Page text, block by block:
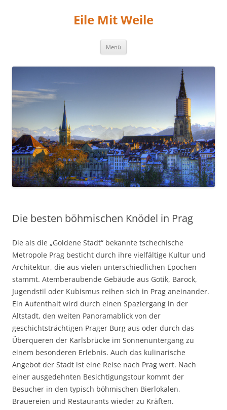
Eile Mit Weile
Menü
Die besten böhmischen Knödel in Prag
Die als die „Goldene Stadt“ bekannte tschechische
Metropole Prag besticht durch ihre vielfältige Kultur und
Architektur, die aus vielen unterschiedlichen Epochen
stammt. Atemberaubende Gebäude aus Gotik, Barock,
Jugendstil oder Kubismus reihen sich in Prag aneinander.
Ein Aufenthalt wird durch einen Spaziergang in der
Altstadt, den weiten Panoramablick von der
geschichtsträchtigen Prager Burg aus oder durch das
Überqueren der Karlsbrücke im Sonnenuntergang zu
einem besonderen Erlebnis. Auch das kulinarische
Angebot der Stadt ist eine Reise nach Prag wert. Nach
einer ausgedehnten Besichtigungstour kommt der
Besucher in den typisch böhmischen Bierlokalen,
Brauereien und Restaurants wieder zu Kräften.